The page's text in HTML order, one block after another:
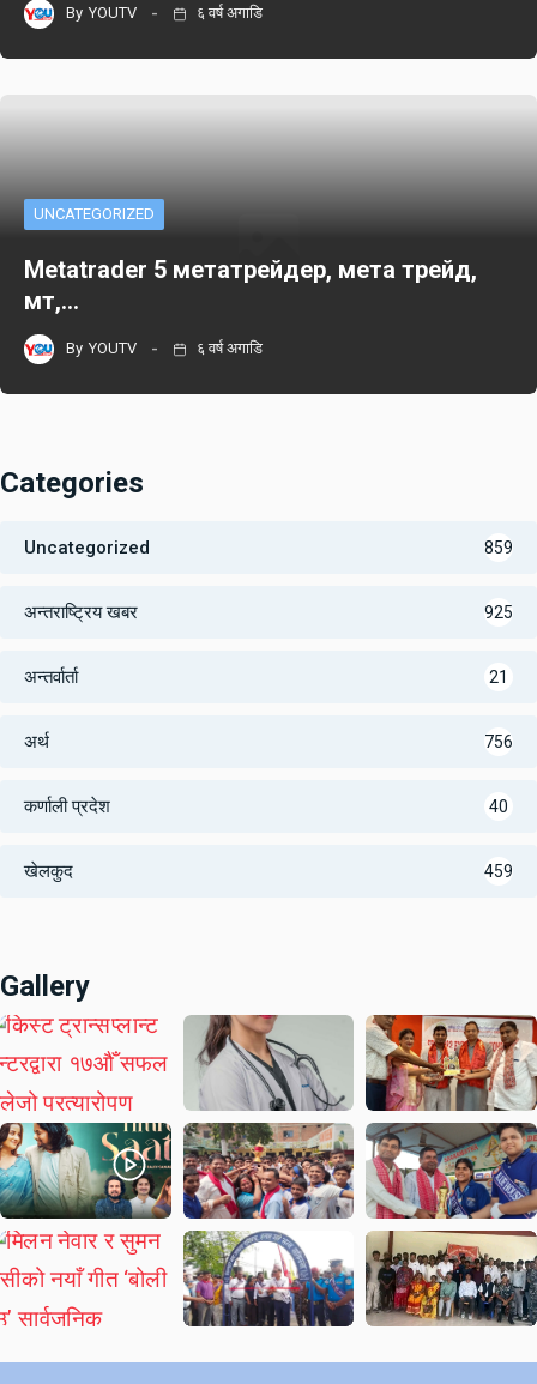
By YOUTV ६ वर्ष अगाडि
UNCATEGORIZED
Metatrader 5 метатрейдер, мета трейд,
мт,…
By YOUTV ६ वर्ष अगाडि
Categories
Uncategorized 859
अन्तराष्ट्रिय खबर 925
अन्तर्वार्ता 21
अर्थ 756
कर्णाली प्रदेश 40
खेलकुद 459
Gallery